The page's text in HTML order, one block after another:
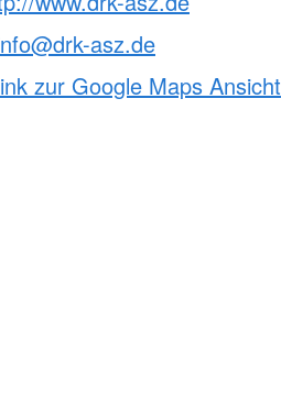
asz.de
zur Google Maps Ansicht